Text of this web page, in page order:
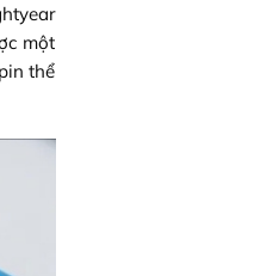
một
thể